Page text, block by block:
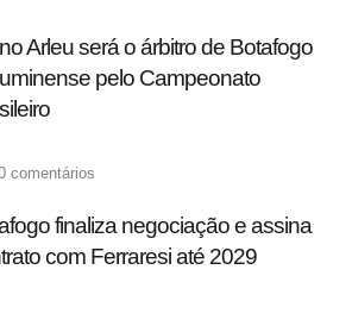
Arleu será o árbitro de Botafogo
pelo Campeonato
comentários
finaliza negociação e assina
com Ferraresi até 2029